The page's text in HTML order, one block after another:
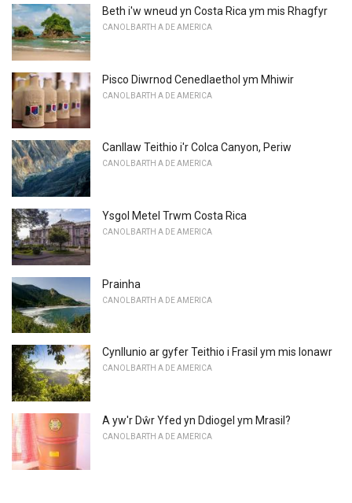
Beth i'w wneud yn Costa Rica ym mis Rhagfyr
CANOLBARTH A DE AMERICA
Pisco Diwrnod Cenedlaethol ym Mhiwir
CANOLBARTH A DE AMERICA
Canllaw Teithio i'r Colca Canyon, Periw
CANOLBARTH A DE AMERICA
Ysgol Metel Trwm Costa Rica
CANOLBARTH A DE AMERICA
Prainha
CANOLBARTH A DE AMERICA
Cynllunio ar gyfer Teithio i Frasil ym mis Ionawr
CANOLBARTH A DE AMERICA
A yw'r Dŵr Yfed yn Ddiogel ym Mrasil?
CANOLBARTH A DE AMERICA